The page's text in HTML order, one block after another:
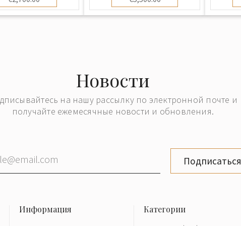
Новости
на нашу рассылку по электронной почте и
получайте ежемесячные новости и обновления.
Подписаться